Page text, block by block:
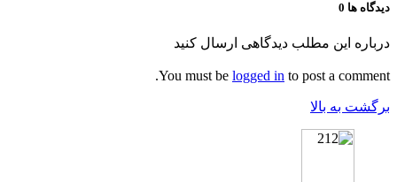
دیدگاه ها 0
درباره این مطلب دیدگاهی ارسال کنید
You must be logged in to post a comment.
برگشت به بالا